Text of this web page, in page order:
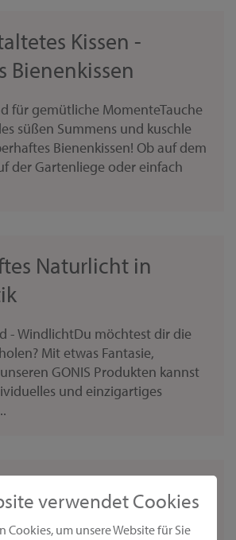
verwendet Cookies
Cookies, um unsere Website für Sie
Kissen -
Bienenkissen
für gemütliche MomenteTauche
süßen Summens und kuschle
Bienenkissen! Ob auf dem
der Gartenliege oder einfach
Naturlicht in
- WindlichtDu möchtest dir die
Mit etwas Fantasie,
GONIS Produkten kannst
und einzigartiges
Wanduhr im